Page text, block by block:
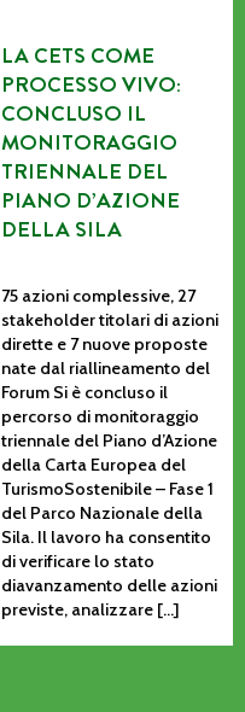
LA CETS COME
PROCESSO VIVO:
CONCLUSO IL
MONITORAGGIO
TRIENNALE DEL
PIANO D’AZIONE
DELLA SILA
75 azioni complessive, 27
stakeholder titolari di azioni
dirette e 7 nuove proposte
nate dal riallineamento del
Forum Si è concluso il
percorso di monitoraggio
triennale del Piano d’Azione
della Carta Europea del
TurismoSostenibile – Fase 1
del Parco Nazionale della
Sila. Il lavoro ha consentito
di verificare lo stato
diavanzamento delle azioni
previste, analizzare […]